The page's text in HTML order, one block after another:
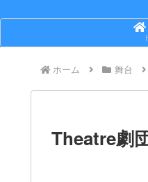
ホーム 舞台
Theatre劇